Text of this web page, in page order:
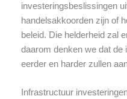
investeringsbeslissingen
handelsakkoorden zijn of
beleid. Die helderheid zal
daarom denken we dat de
eerder en harder zullen
Infrastructuur